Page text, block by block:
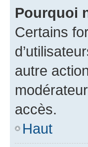
Pourquoi
Certains
autre
accès.
Haut